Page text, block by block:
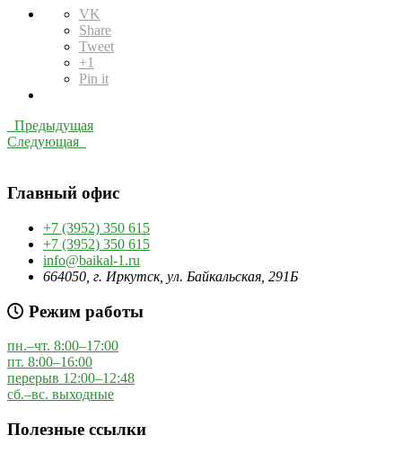
VK
Share
Tweet
+1
Pin it
Предыдущая
Следующая
Главный офис
+7 (3952) 350 615
+7 (3952) 350 615
info@baikal-1.ru
664050, г. Иркутск, ул. Байкальская, 291Б
Режим работы
пн.–чт. 8:00–17:00
пт. 8:00–16:00
перерыв 12:00–12:48
сб.–вс. выходные
Полезные ссылки